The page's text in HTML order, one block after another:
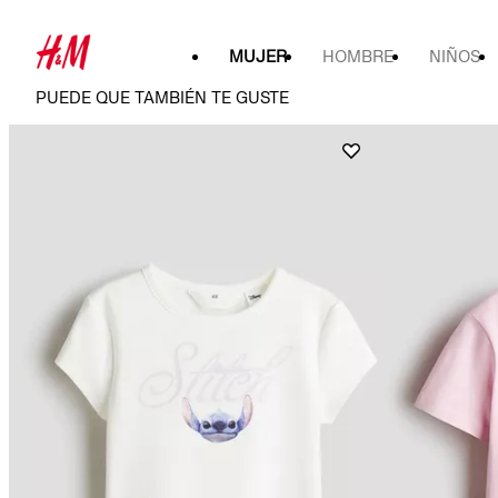
MUJER HOMBRE NIÑOS
PUEDE QUE TAMBIÉN TE GUSTE